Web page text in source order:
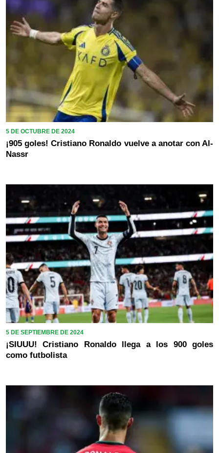
5 DE OCTUBRE DE 2024
¡905 goles! Cristiano Ronaldo vuelve a anotar con Al-
Nassr
5 DE SEPTIEMBRE DE 2024
¡SIUUU! Cristiano Ronaldo llega a los 900 goles
como futbolista